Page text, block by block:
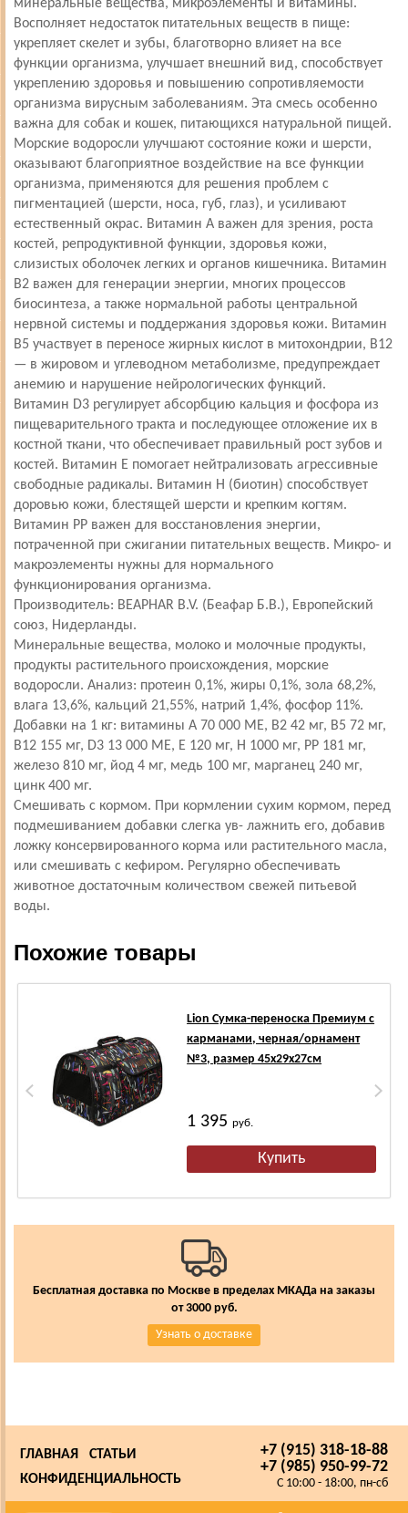
минеральные вещества, микроэлементы и витамины.
Восполняет недостаток питательных веществ в пище:
укрепляет скелет и зубы, благотворно влияет на все
функции организма, улучшает внешний вид, способствует
укреплению здоровья и повышению сопротивляемости
организма вирусным заболеваниям. Эта смесь особенно
важна для собак и кошек, питающихся натуральной пищей.
Морские водоросли улучшают состояние кожи и шерсти,
оказывают благоприятное воздействие на все функции
организма, применяются для решения проблем с
пигментацией (шерсти, носа, губ, глаз), и усиливают
естественный окрас. Витамин А важен для зрения, роста
костей, репродуктивной функции, здоровья кожи,
слизистых оболочек легких и органов кишечника. Витамин
В2 важен для генерации энергии, многих процессов
биосинтеза, а также нормальной работы центральной
нервной системы и поддержания здоровья кожи. Витамин
B5 участвует в переносе жирных кислот в митохондрии, В12
— в жировом и углеводном метаболизме, предупреждает
анемию и нарушение нейрологических функций.
Витамин D3 регулирует абсорбцию кальция и фосфора из
пищеварительного тракта и последующее отложение их в
костной ткани, что обеспечивает правильный рост зубов и
костей. Витамин Е помогает нейтрализовать агрессивные
свободные радикалы. Витамин Н (биотин) способствует
доровью кожи, блестящей шерсти и крепким когтям.
Витамин РР важен для восстановления энергии,
потраченной при сжигании питательных веществ. Микро- и
макроэлементы нужны для нормального
функционирования организма.
Производитель: BEAPHAR B.V. (Беафар Б.В.), Европейский
союз, Нидерланды.
Минеральные вещества, молоко и молочные продукты,
продукты растительного происхождения, морские
водоросли. Анализ: протеин 0,1%, жиры 0,1%, зола 68,2%,
влага 13,6%, кальций 21,55%, натрий 1,4%, фосфор 11%.
Добавки на 1 кг: витамины А 70 000 МЕ, В2 42 мг, В5 72 мг,
В12 155 мг, D3 13 000 МЕ, Е 120 мг, Н 1000 мг, РР 181 мг,
железо 810 мг, йод 4 мг, медь 100 мг, марганец 240 мг,
цинк 400 мг.
Смешивать с кормом. При кормлении сухим кормом, перед
подмешиванием добавки слегка ув- лажнить его, добавив
ложку консервированного корма или растительного масла,
или смешивать с кефиром. Регулярно обеспечивать
животное достаточным количеством свежей питьевой
воды.
Похожие товары
Lion Сумка-переноска Премиум с
карманами, черная/орнамент
№3, размер 45х29х27см
1 395руб.
Бесплатная доставка по Москве в пределах МКАДа на заказы
от 3000 руб.
Узнать о доставке
+7 (915) 318-18-88
+7 (985) 950-99-72
C 10:00 - 18:00, пн-сб
ГЛАВНАЯ
СТАТЬИ
КОНФИДЕНЦИАЛЬНОСТЬ